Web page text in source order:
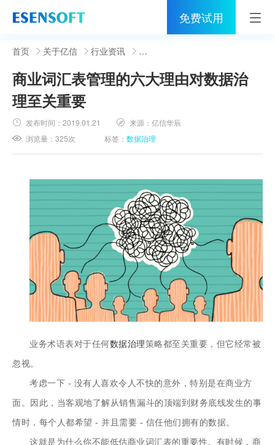
免费试用
首页
睿治
解决方案
伙伴
400-0011-866
首页 关于亿信 行业资讯
商业词汇表管理的六大理由对数据治
理至关重要
发布时间：2019.01.21 来源：亿信华辰
浏览量：325次 标签：数据治理
业务术语表对于任何数据治理策略都至关重要，但它经常被
忽视。
考虑一下 - 没有人喜欢令人不快的意外，特别是在商业方
面。因此，当客观地了解从销售漏斗的顶端到财务底线发生的事
情时，每个人都希望 - 并且需要 - 信任他们拥有的数据。
这就是为什么你不能低估商业词汇表的重要性。有时候，商